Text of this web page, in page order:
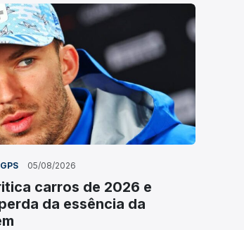
05/08/2026
carros de 2026 e
da essência da